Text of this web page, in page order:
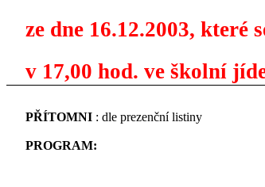
ze dne 16.12.2003, které
v 17,00 hod. ve školní
PŘÍTOMNI : dle prezenční listiny
PROGRAM: